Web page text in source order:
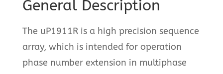
General Description
The uP1911R is a high precision sequence
array, which is intended for operation
phase number extension in multiphase